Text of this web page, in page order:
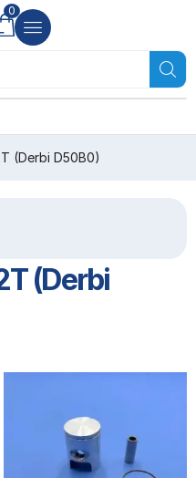
0
(Derbi D50B0)
(Derbi